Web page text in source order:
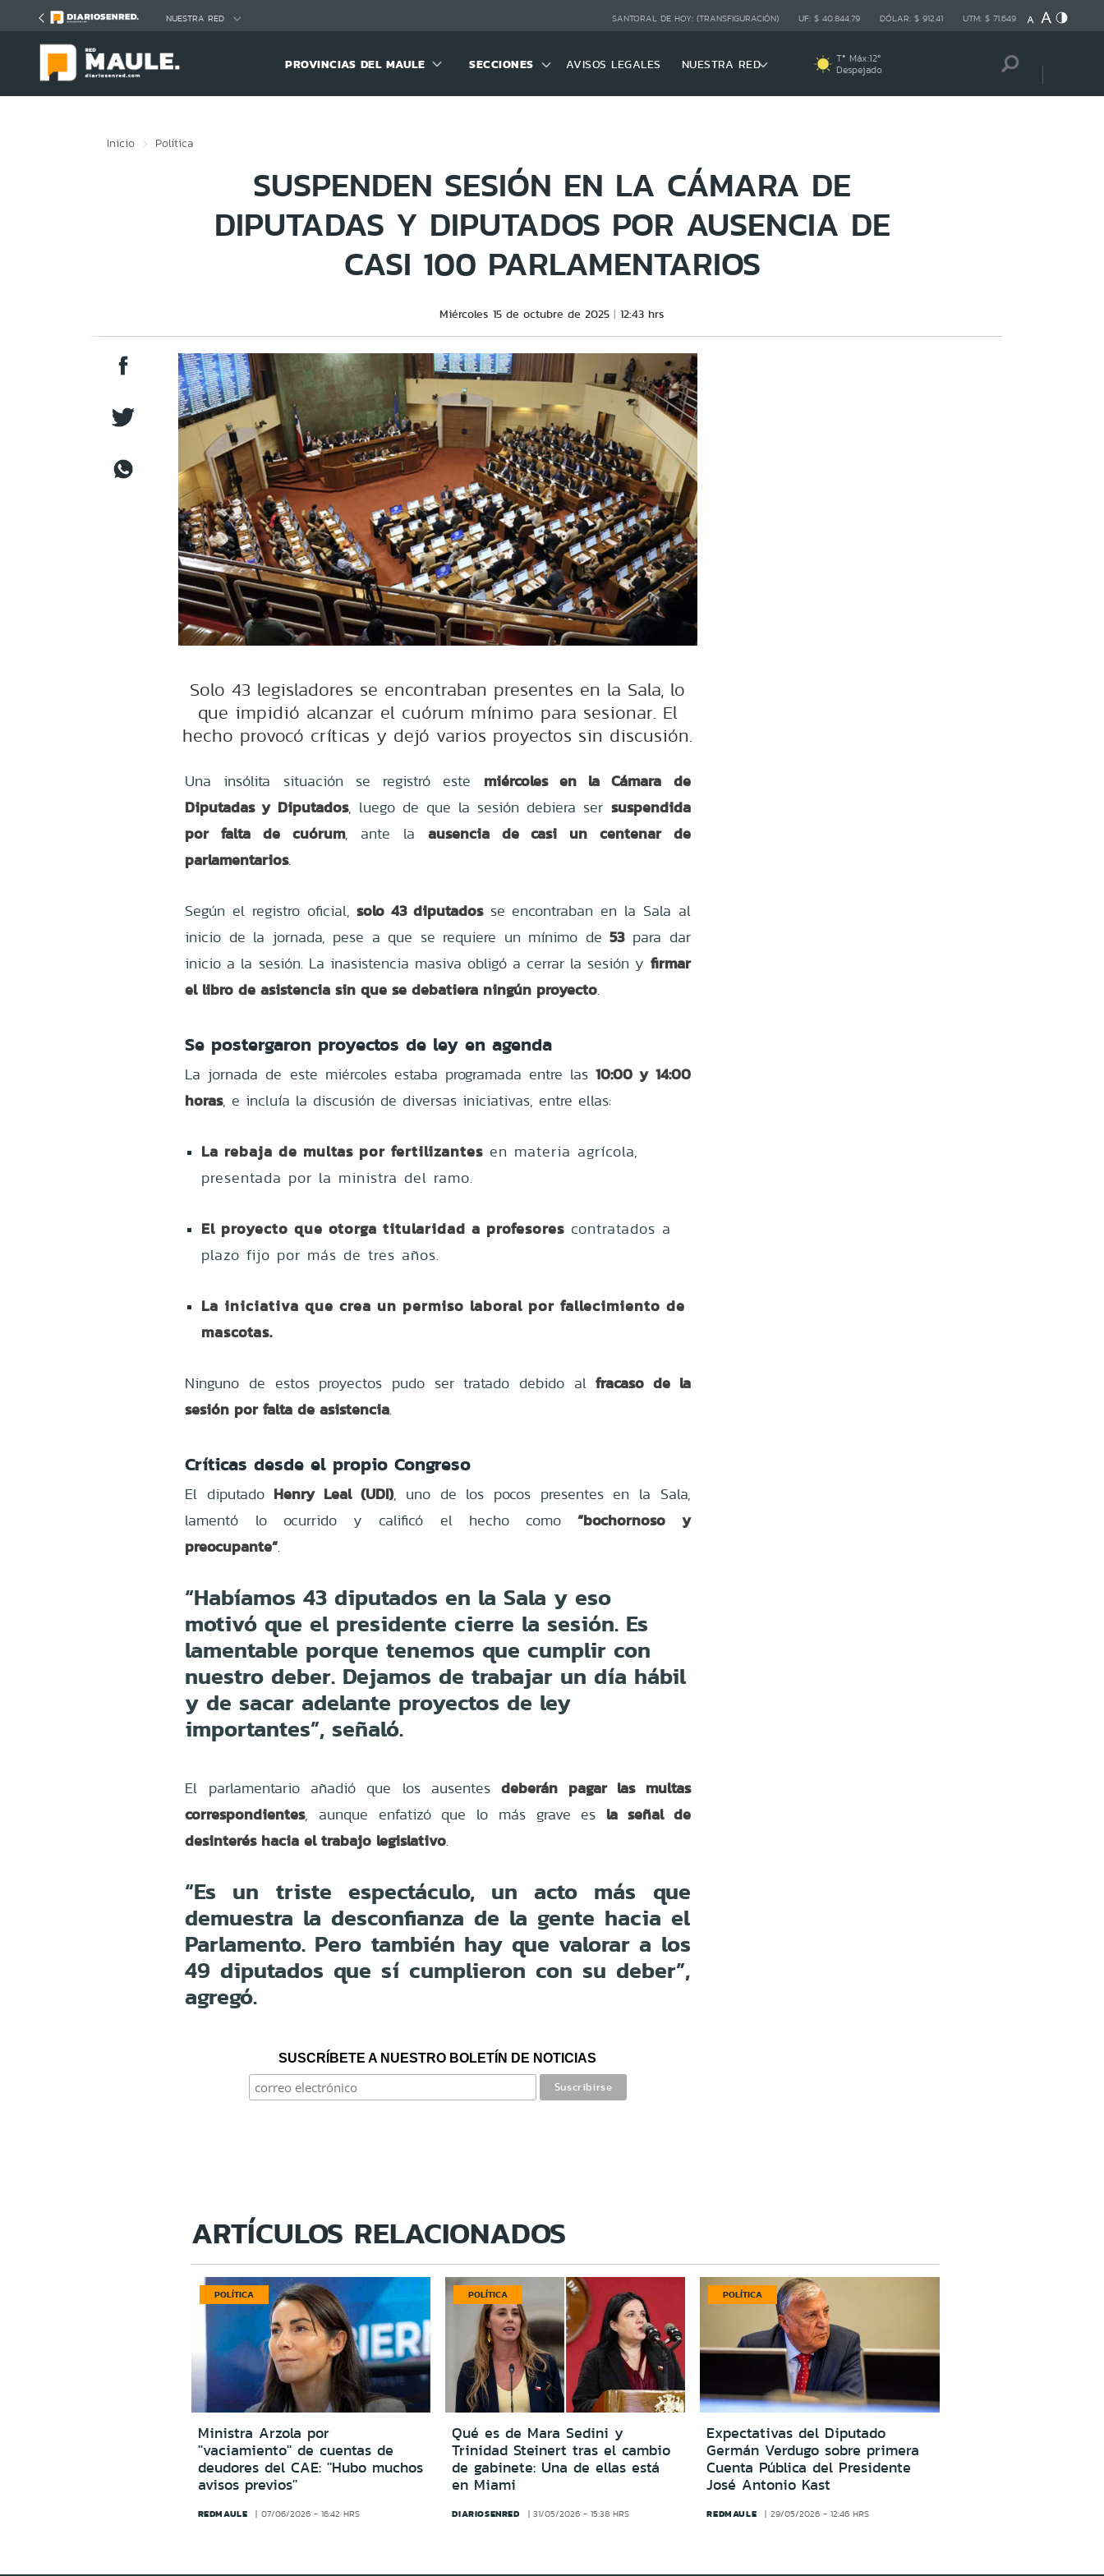
NUESTRA RED SANTORAL DE HOY: (TRANSFIGURACIÓN) UF: $ 40.844,79 DÓLAR: $ 912,41 UTM: $ 71.649
PROVINCIAS DEL MAULE SECCIONES AVISOS LEGALES NUESTRA RED Tª Máx:12º
Despejado
Inicio Política
SUSPENDEN SESIÓN EN LA CÁMARA DE
DIPUTADAS Y DIPUTADOS POR AUSENCIA DE
CASI 100 PARLAMENTARIOS
Miércoles 15 de octubre de 2025 12:43 hrs
Solo 43 legisladores se encontraban presentes en la Sala, lo
que impidió alcanzar el cuórum mínimo para sesionar. El
hecho provocó críticas y dejó varios proyectos sin discusión.
Una insólita situación se registró este miércoles en la Cámara de
Diputadas y Diputados, luego de que la sesión debiera ser suspendida
por falta de cuórum, ante la ausencia de casi un centenar de
parlamentarios.
Según el registro oficial,solo 43 diputadosse encontraban en la Sala al
inicio de la jornada, pese a que se requiere un mínimo de53para dar
inicio a la sesión. La inasistencia masiva obligó a cerrar la sesión y firmar
el libro de asistencia sin que se debatiera ningún proyecto.
Se postergaron proyectos de ley en agenda
La jornada de este miércoles estaba programada entre las10:00 y 14:00
horas, e incluía la discusión de diversas iniciativas, entre ellas:
La rebaja de multas por fertilizantes en materia agrícola,
presentada por la ministra del ramo.
El proyecto que otorga titularidad a profesores contratados a
plazo fijo por más de tres años.
La iniciativa que crea un permiso laboral por fallecimiento de
mascotas.
Ninguno de estos proyectos pudo ser tratado debido alfracaso de la
sesión por falta de asistencia.
Críticas desde el propio Congreso
El diputado Henry Leal (UDI), uno de los pocos presentes en la Sala,
lamentó lo ocurrido y calificó el hecho como“bochornoso y
preocupante”.
“Habíamos 43 diputados en la Sala y eso
motivó que el presidente cierre la sesión. Es
lamentable porque tenemos que cumplir con
nuestro deber. Dejamos de trabajar un día hábil
y de sacar adelante proyectos de ley
importantes”, señaló.
El parlamentario añadió que los ausentesdeberán pagar las multas
correspondientes, aunque enfatizó que lo más grave es la señal de
desinterés hacia el trabajo legislativo.
“Es un triste espectáculo, un acto más que
demuestra la desconfianza de la gente hacia el
Parlamento. Pero también hay que valorar a los
49 diputados que sí cumplieron con su deber”,
agregó.
SUSCRÍBETE A NUESTRO BOLETÍN DE NOTICIAS
ARTÍCULOS RELACIONADOS
POLÍTICA
Ministra Arzola por
''vaciamiento'' de cuentas de
deudores del CAE: ''Hubo muchos
avisos previos''
REDMAULE 07/06/2026 - 16:42 HRS
POLÍTICA
Qué es de Mara Sedini y
Trinidad Steinert tras el cambio
de gabinete: Una de ellas está
en Miami
DIARIOSENRED 31/05/2026 - 15:38 HRS
POLÍTICA
Expectativas del Diputado
Germán Verdugo sobre primera
Cuenta Pública del Presidente
José Antonio Kast
REDMAULE 29/05/2026 - 12:46 HRS